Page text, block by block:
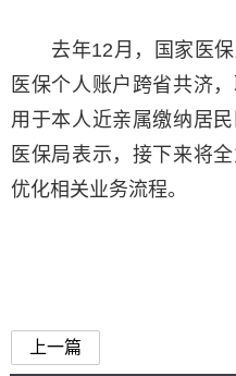
去年12月，国家医保
医保个人账户跨省共济
用于本人近亲属缴纳居
医保局表示，接下来将
优化相关业务流程。
上一篇